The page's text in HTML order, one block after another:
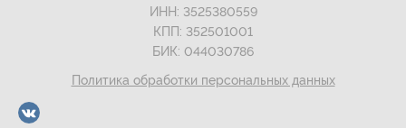
ИНН: 3525380559
КПП: 352501001
БИК: 044030786
Политика обработки персональных данных